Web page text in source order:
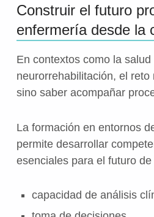
Construir el futuro
enfermería desde la
En contextos como la
neurorrehabilitación, el reto
sino saber acompañar
La formación en entornos
permite desarrollar
esenciales para el futuro
capacidad de análisis